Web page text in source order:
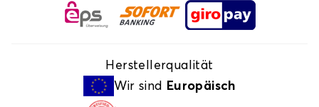
Herstellerqualität
Wir sind
Europäisch